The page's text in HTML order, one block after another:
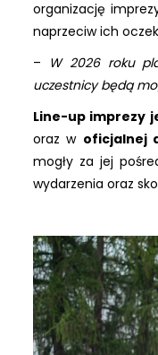
organizację
naprzeciw ich
– W 2026 roku
uczestnicy będą
Line-up imprezy
oraz w oficjalnej
mogły za jej
wydarzenia oraz